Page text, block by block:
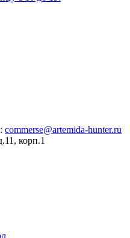
commerse@artemida-hunter.ru
корп.1